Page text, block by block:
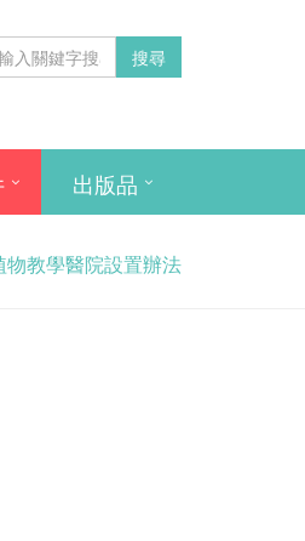
搜尋
出版品
物教學醫院設置辦法